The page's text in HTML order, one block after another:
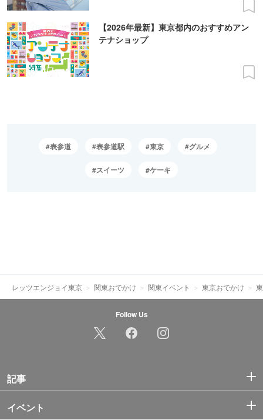
【2026年最新】東京都内のおすすめアン
テナショップ
表参道 表参道駅 東京 グルメ
スイーツ ケーキ
レッツエンジョイ東京 関東おでかけ 関東イベント 東京おでかけ
Follow Us
記事
イベント